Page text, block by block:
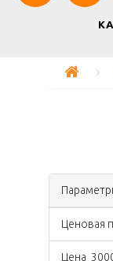
Ценовая
Цена